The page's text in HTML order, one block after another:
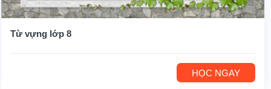
Từ vựng lớp 8
HỌC NGAY